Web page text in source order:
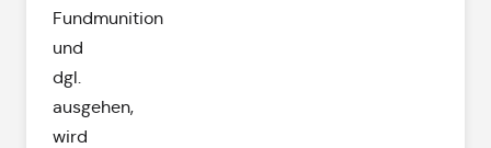
Fundmunition
und
dgl.
ausgehen,
wird